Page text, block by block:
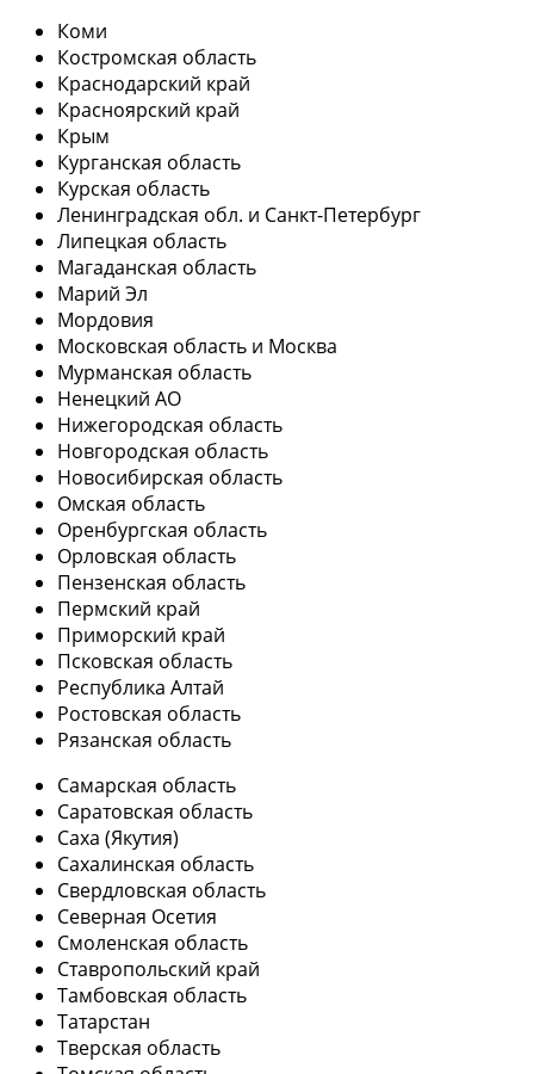
Коми
Костромская область
Краснодарский край
Красноярский край
Крым
Курганская область
Курская область
Ленинградская обл. и Санкт-Петербург
Липецкая область
Магаданская область
Марий Эл
Мордовия
Московская область и Москва
Мурманская область
Ненецкий АО
Нижегородская область
Новгородская область
Новосибирская область
Омская область
Оренбургская область
Орловская область
Пензенская область
Пермский край
Приморский край
Псковская область
Республика Алтай
Ростовская область
Рязанская область
Самарская область
Саратовская область
Саха (Якутия)
Сахалинская область
Свердловская область
Северная Осетия
Смоленская область
Ставропольский край
Тамбовская область
Татарстан
Тверская область